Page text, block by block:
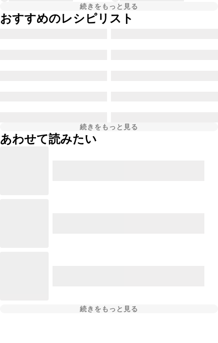
続きをもっと見る
おすすめのレシピリスト
続きをもっと見る
あわせて読みたい
続きをもっと見る